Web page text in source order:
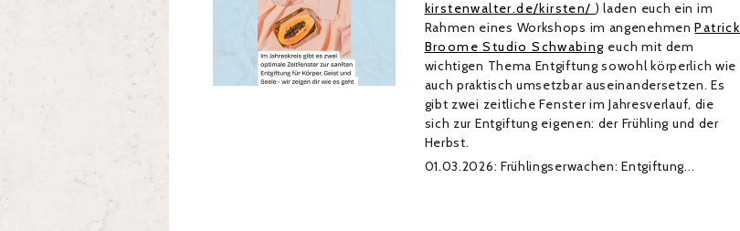
kirstenwalter.de/kirsten/ ) laden euch ein im
Rahmen eines Workshops im angenehmenPatrick
Broome Studio Schwabing euch mit dem
wichtigen Thema Entgiftung sowohl körperlich wie
auch praktisch umsetzbar auseinandersetzen. Es
gibt zwei zeitliche Fenster im Jahresverlauf, die
sich zur Entgiftung eigenen: der Frühling und der
Herbst.
01.03.2026: Frühlingserwachen: Entgiftung...